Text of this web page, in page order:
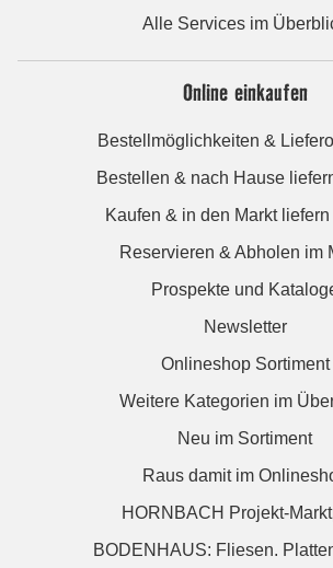
Alle Services im
Online einkaufen
Bestellmöglichkeiten &
Bestellen & nach Hause
Kaufen & in den Markt
Reservieren & Abholen im
Prospekte und
Newsletter
Onlineshop Sortiment
Weitere Kategorien im
Neu im Sortiment
Raus damit im
HORNBACH Projekt-
BODENHAUS: Fliesen.